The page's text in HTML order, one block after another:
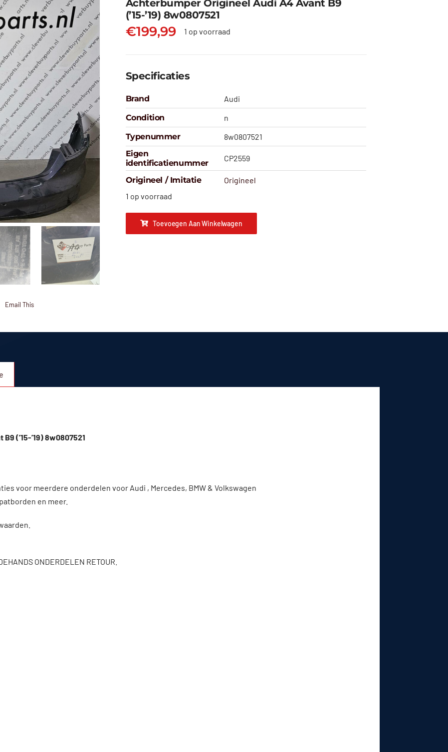
Email This
Achterbumper Origineel Audi A4 Avant B9
(’15-’19) 8w0807521
€199,99 1 op voorraad
Specificaties
Brand
Audi
Condition
n
Typenummer
8w0807521
Eigen
identificatienummer
CP2559
Origineel / Imitatie
Origineel
1 op voorraad
Toevoegen Aan Winkelwagen
(’15-’19) 8w0807521
voor meerdere onderdelen voor Audi , Mercedes, BMW & Volkswagen
en meer.
ONDERDELEN RETOUR.